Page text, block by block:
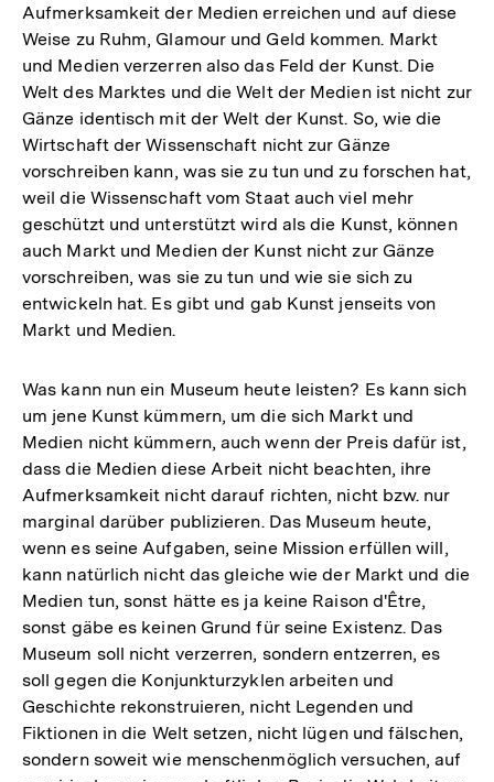
Aufmerksamkeit der Medien erreichen und auf diese
Weise zu Ruhm, Glamour und Geld kommen. Markt
und Medien verzerren also das Feld der Kunst. Die
Welt des Marktes und die Welt der Medien ist nicht zur
Gänze identisch mit der Welt der Kunst. So, wie die
Wirtschaft der Wissenschaft nicht zur Gänze
vorschreiben kann, was sie zu tun und zu forschen hat,
weil die Wissenschaft vom Staat auch viel mehr
geschützt und unterstützt wird als die Kunst, können
auch Markt und Medien der Kunst nicht zur Gänze
vorschreiben, was sie zu tun und wie sie sich zu
entwickeln hat. Es gibt und gab Kunst jenseits von
Markt und Medien.
Was kann nun ein Museum heute leisten? Es kann sich
um jene Kunst kümmern, um die sich Markt und
Medien nicht kümmern, auch wenn der Preis dafür ist,
dass die Medien diese Arbeit nicht beachten, ihre
Aufmerksamkeit nicht darauf richten, nicht bzw. nur
marginal darüber publizieren. Das Museum heute,
wenn es seine Aufgaben, seine Mission erfüllen will,
kann natürlich nicht das gleiche wie der Markt und die
Medien tun, sonst hätte es ja keine Raison d'Être,
sonst gäbe es keinen Grund für seine Existenz. Das
Museum soll nicht verzerren, sondern entzerren, es
soll gegen die Konjunkturzyklen arbeiten und
Geschichte rekonstruieren, nicht Legenden und
Fiktionen in die Welt setzen, nicht lügen und fälschen,
sondern soweit wie menschenmöglich versuchen, auf